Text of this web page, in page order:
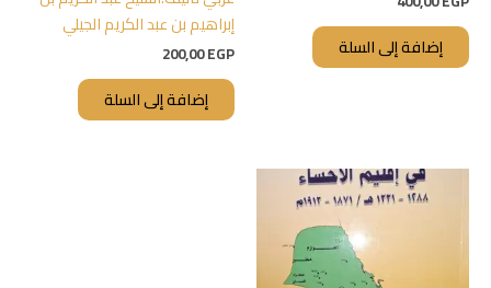
إضافة إلى السلة
إبراهيم بن عبد الكريم الجيلي
200,00EGP
إضافة إلى السلة